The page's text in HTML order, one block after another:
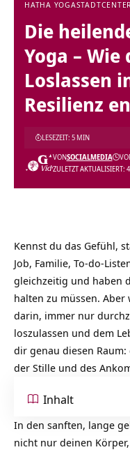
HATHA YOGASTADTCENTER
Die
Yoga –
Loslassen
Resilienz
ZULETZT AKTUALISIERT:
VONSOCIALMEDIA
LESEZEIT: 5 MIN
Kennst du das Gefühl,
Job, Familie, To-do-
gleichzeitig und haben
halten zu müssen.
darin, immer nur
loszulassen und dem
dir genau diesen
der Stille und des
Inhalt
In den sanften, lange
nicht nur deinen